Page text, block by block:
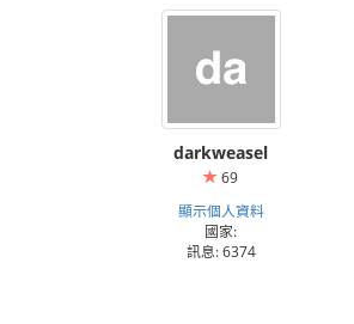
darkweasel
69
顯示個人資料
國家:
訊息: 6374